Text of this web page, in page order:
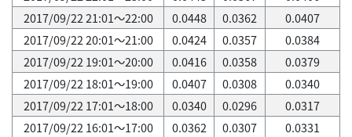
2017/09/22 21:01～22:00
0.0448 0.0362
0.0407
2017/09/22 20:01～21:00
0.0424 0.0357
0.0384
2017/09/22 19:01～20:00
0.0416 0.0358
0.0379
2017/09/22 18:01～19:00
0.0407 0.0308
0.0340
2017/09/22 17:01～18:00
0.0340 0.0296
0.0317
2017/09/22 16:01～17:00
0.0362 0.0307
0.0331